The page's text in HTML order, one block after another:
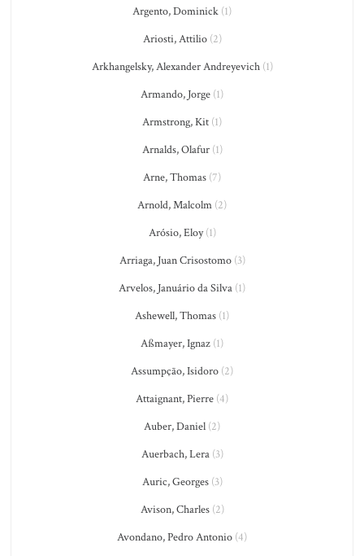
Argento, Dominick (1)
Ariosti, Attilio(2)
Arkhangelsky, Alexander Andreyevich(1)
Armando, Jorge (1)
Armstrong, Kit (1)
Arnalds, Olafur(1)
Arne, Thomas (7)
Arnold, Malcolm (2)
Arósio, Eloy(1)
Arriaga, Juan Crisostomo(3)
Arvelos, Januário da Silva (1)
Ashewell, Thomas (1)
Aßmayer, Ignaz (1)
Assumpção, Isidoro (2)
Attaignant, Pierre (4)
Auber, Daniel (2)
Auerbach, Lera(3)
Auric, Georges(3)
Avison, Charles(2)
Avondano, Pedro Antonio (4)